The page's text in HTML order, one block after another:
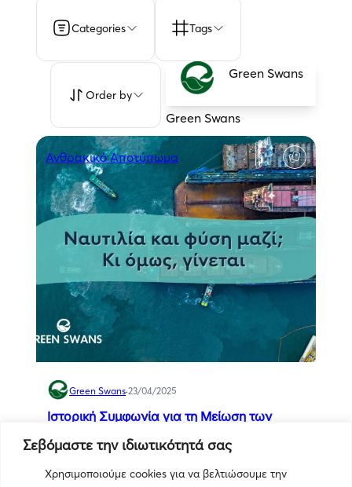
Σεβόμαστε την ιδιωτικότητά σας
Χρησιμοποιούμε cookies για να βελτιώσουμε την
Categories Tags
Order by
Green Swans
Green Swans
Ανθρακικό Αποτύπωμα
Green Swans·23/04/2025
Ιστορική Συμφωνία για τη Μείωση των
την Πράσινη Μετάβαση​